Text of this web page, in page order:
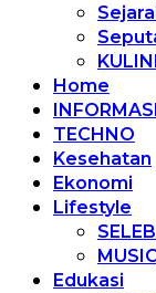
Home
INFORMASI
TECHNO
Kesehatan
Ekonomi
Lifestyle
Edukasi